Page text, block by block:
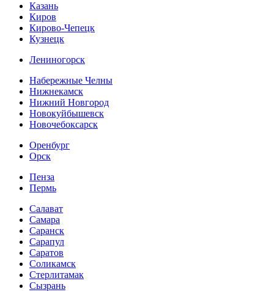
Казань
Киров
Кирово-Чепецк
Кузнецк
Лениногорск
Набережные Челны
Нижнекамск
Нижний Новгород
Новокуйбышевск
Новочебоксарск
Оренбург
Орск
Пенза
Пермь
Салават
Самара
Саранск
Сарапул
Саратов
Соликамск
Стерлитамак
Сызрань